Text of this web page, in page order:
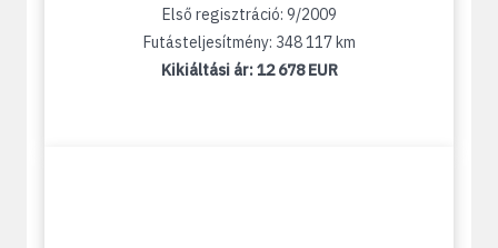
Első regisztráció: 9/2009
Futásteljesítmény: 348 117 km
Kikiáltási ár:12 678 EUR